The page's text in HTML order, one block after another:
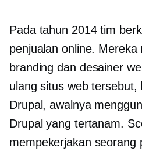
Pada tahun 2014 tim
penjualan online.
branding dan desainer
ulang situs web tersebut,
Drupal, awalnya
Drupal yang tertanam.
mempekerjakan seorang